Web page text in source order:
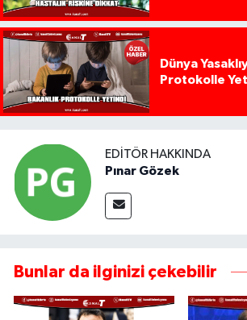
Dünya
Protokolle
EDITÖR HAKKINDA
Pınar Gözek
Bunlar da ilginizi çekebilir